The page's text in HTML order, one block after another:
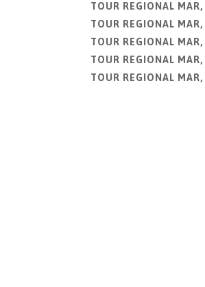
TOUR REGIONAL
TOUR REGIONAL
TOUR REGIONAL
TOUR REGIONAL
TOUR REGIONAL